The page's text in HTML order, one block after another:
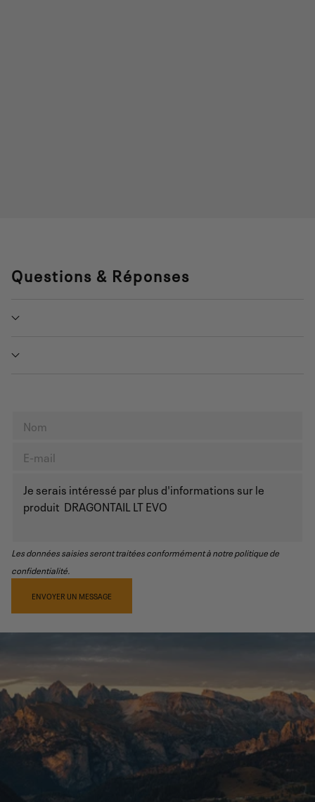
Questions & Réponses
Les données saisies seront traitées conformément à notre politique de
confidentialité.
ENVOYER UN MESSAGE